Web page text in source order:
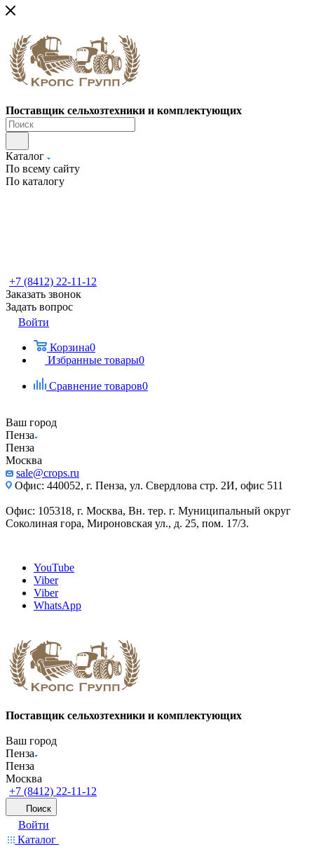
Поставщик сельхозтехники и комплектующих
Каталог
По всему сайту
По каталогу
+7 (8412) 22-11-12
Заказать звонок
Задать вопрос
Войти
Корзина0
Избранные товары0
Сравнение товаров0
Ваш город
Пенза
Пенза
Москва
sale@crops.ru
Офис: 440052, г. Пенза, ул. Свердлова стр. 2И, офис 511
Офис: 105318, г. Москва, Вн. тер. г. Муниципальный округ
Соколиная гора, Мироновская ул., д. 25, пом. 17/3.
YouTube
Viber
Viber
WhatsApp
Поставщик сельхозтехники и комплектующих
Ваш город
Пенза
Пенза
Москва
+7 (8412) 22-11-12
Поиск
Войти
Каталог